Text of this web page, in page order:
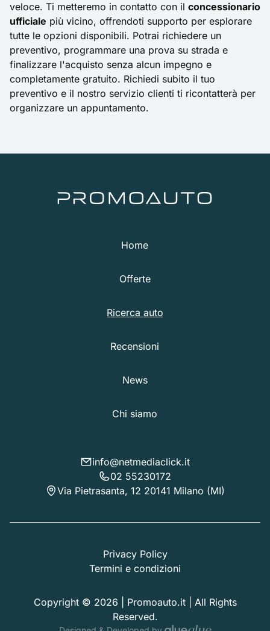
veloce. Ti metteremo in contatto con il concessionario
ufficiale più vicino, offrendoti supporto per esplorare
tutte le opzioni disponibili. Potrai richiedere un
preventivo, programmare una prova su strada e
finalizzare l'acquisto senza alcun impegno e
completamente gratuito. Richiedi subito il tuo
preventivo e il nostro servizio clienti ti ricontatterà per
organizzare un appuntamento.
Home
Offerte
Ricerca auto
Recensioni
News
Chi siamo
info@netmediaclick.it
02 55230172
Via Pietrasanta, 12 20141 Milano (MI)
Privacy Policy
Termini e condizioni
Copyright © 2026 | Promoauto.it | All Rights
Reserved.